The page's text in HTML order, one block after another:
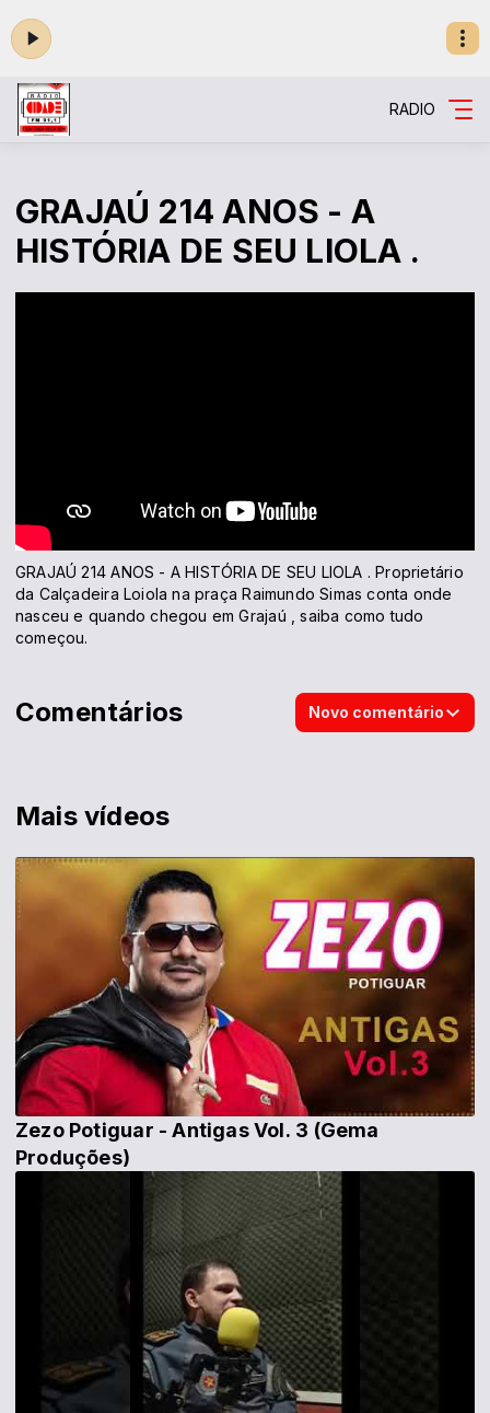
RADIO
GRAJAÚ 214 ANOS - A
HISTÓRIA DE SEU LIOLA .
Mais vídeos
Zezo Potiguar - Antigas Vol. 3 (Gema
Produções)
GRAJAÚ 214 ANOS - A HISTÓRIA DE SEU LIOLA . Proprietário
da Calçadeira Loiola na praça Raimundo Simas conta onde
nasceu e quando chegou em Grajaú , saiba como tudo
começou.
Comentários Novo comentário